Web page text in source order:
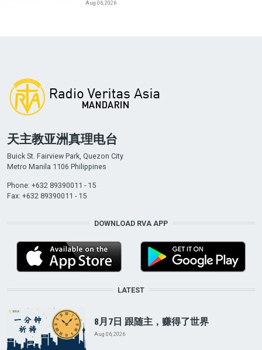
Aug 06, 2026
天主教亚洲真理电台
Buick St. Fairview Park, Quezon City
Metro Manila 1106 Philippines
Phone: +632 89390011 - 15
Fax: +632 89390011 - 15
DOWNLOAD RVA APP
LATEST
8月7日 跟随主，赚得了世界
Aug 06, 2026